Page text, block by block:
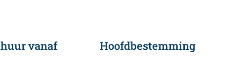
vanaf Hoofdbestemming